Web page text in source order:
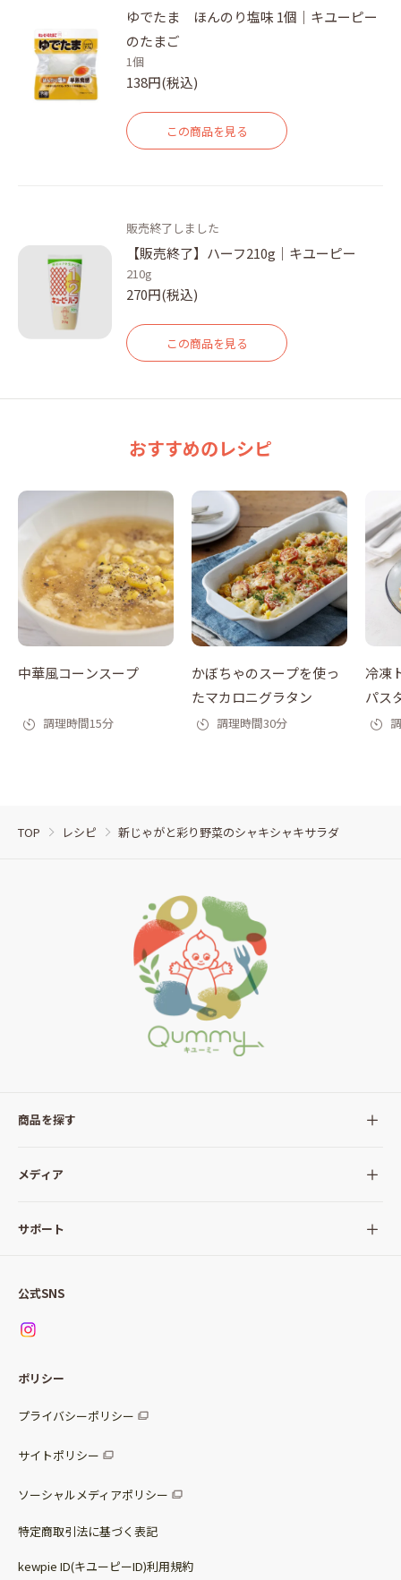
ゆでたま ほんのり塩味 1個｜キユーピー
のたまご
1個
138円(税込)
この商品を見る
販売終了しました
【販売終了】ハーフ210g｜キユーピー
210g
270円(税込)
この商品を見る
おすすめのレシピ
中華風コーンスープ
調理時間15分
かぼちゃのスープを使っ
たマカロニグラタン
調理時間30分
冷凍
パス
TOP レシピ 新じゃがと彩り野菜のシャキシャキサラダ
商品を探す
全ての商品
サラダ
パッケージサラダ
惣菜サラダ
調味料
ベビー・幼児食
メディア
Qummy(キユーミー)について
サポート
お問い合わせ
公式SNS
ポリシー
プライバシーポリシー
サイトポリシー
ソーシャルメディアポリシー
特定商取引法に基づく表記
kewpie ID(キユーピーID)利用規約